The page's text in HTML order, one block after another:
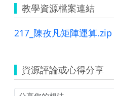
教學資源檔案連結
217_陳孜凡矩陣運算.zip
資源評論或心得分享